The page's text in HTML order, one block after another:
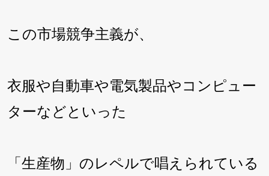
この市場競争主義が、
衣服や自動車や電気製品やコンピュー
ターなどといった
「生産物」のレペルで唱えられている